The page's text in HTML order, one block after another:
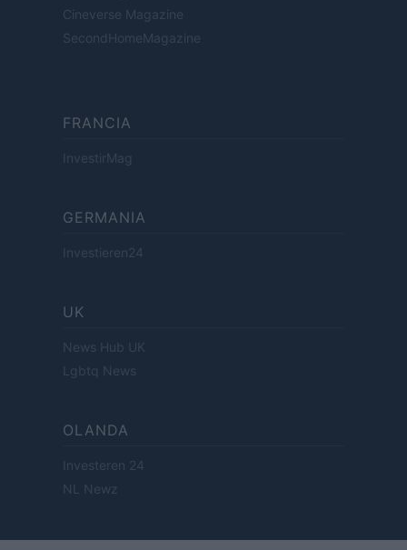
Cineverse Magazine
SecondHomeMagazine
FRANCIA
InvestirMag
GERMANIA
Investieren24
UK
News Hub UK
Lgbtq News
OLANDA
Investeren 24
NL Newz